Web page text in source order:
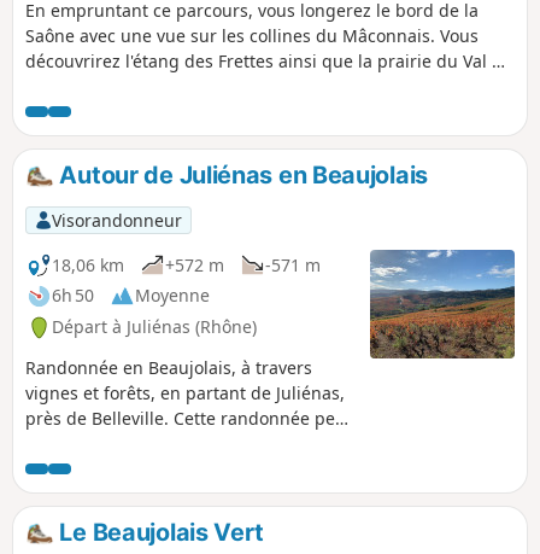
En empruntant ce parcours, vous longerez le bord de la
Saône avec une vue sur les collines du Mâconnais. Vous
découvrirez l'étang des Frettes ainsi que la prairie du Val de
centre du village fleuri où vous pourrez découvrir un
calvaire et l'église récemment restaurée.
Autour de Juliénas en Beaujolais
Visorandonneur
18,06 km
+572 m
-571 m
6h 50
Moyenne
Départ à Juliénas (Rhône)
Randonnée en Beaujolais, à travers
vignes et forêts, en partant de Juliénas,
près de Belleville. Cette randonnée peut
descriptif).
Le Beaujolais Vert